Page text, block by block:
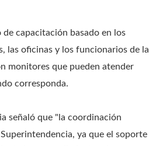
capacitación basado en los
las oficinas y los funcionarios de la
monitores que pueden atender
corresponda.
señaló que "la coordinación
ya que el soporte